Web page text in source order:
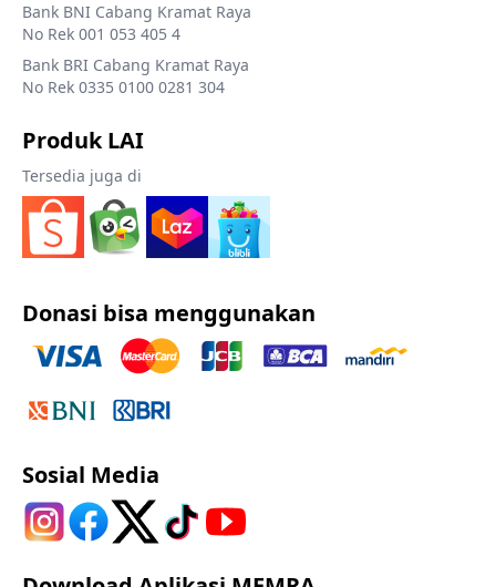
Bank BNI Cabang Kramat Raya
No Rek 001 053 405 4
Bank BRI Cabang Kramat Raya
No Rek 0335 0100 0281 304
Produk LAI
Tersedia juga di
Donasi bisa menggunakan
Sosial Media